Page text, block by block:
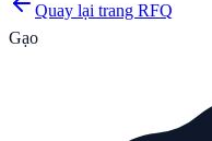
Quay lại trang RFQ
Gạo